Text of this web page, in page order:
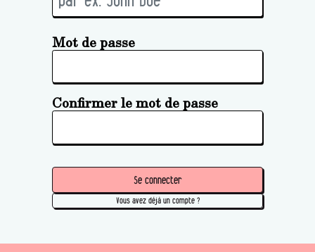
Mot de passe
Confirmer le mot de passe
Se connecter
Vous avez déjà un compte ?